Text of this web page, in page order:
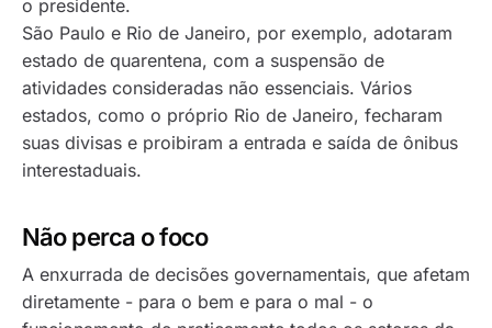
o presidente.
São Paulo e Rio de Janeiro, por exemplo, adotaram
estado de quarentena, com a suspensão de
atividades consideradas não essenciais. Vários
estados, como o próprio Rio de Janeiro, fecharam
suas divisas e proibiram a entrada e saída de ônibus
interestaduais.
Não perca o foco
A enxurrada de decisões governamentais, que afetam
diretamente - para o bem e para o mal - o